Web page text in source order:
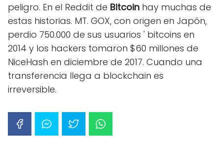
peligro. En el Reddit de Bitcoin hay muchas de
estas historias. MT. GOX, con origen en Japón,
perdio 750.000 de sus usuarios ' bitcoins en
2014 y los hackers tomaron $60 millones de
NiceHash en diciembre de 2017. Cuando una
transferencia llega a blockchain es
irreversible.